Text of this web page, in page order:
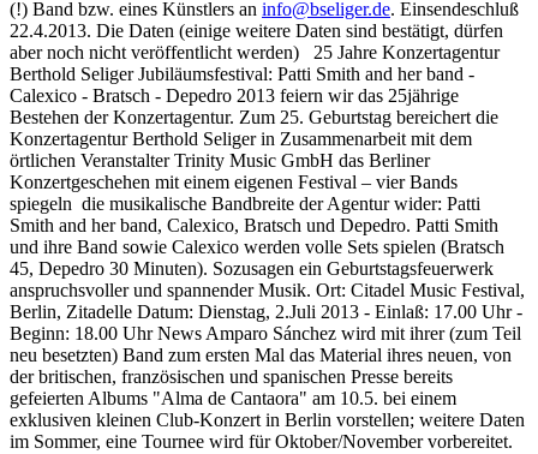
(!) Band bzw. eines Künstlers an info@bseliger.de. Einsendeschluß
22.4.2013. Die Daten (einige weitere Daten sind bestätigt, dürfen
aber noch nicht veröffentlicht werden) 25 Jahre Konzertagentur
Berthold Seliger Jubiläumsfestival: Patti Smith and her band -
Calexico - Bratsch - Depedro 2013 feiern wir das 25jährige
Bestehen der Konzertagentur. Zum 25. Geburtstag bereichert die
Konzertagentur Berthold Seliger in Zusammenarbeit mit dem
örtlichen Veranstalter Trinity Music GmbH das Berliner
Konzertgeschehen mit einem eigenen Festival – vier Bands
spiegeln die musikalische Bandbreite der Agentur wider: Patti
Smith and her band, Calexico, Bratsch und Depedro. Patti Smith
und ihre Band sowie Calexico werden volle Sets spielen (Bratsch
45, Depedro 30 Minuten). Sozusagen ein Geburtstagsfeuerwerk
anspruchsvoller und spannender Musik. Ort: Citadel Music Festival,
Berlin, Zitadelle Datum: Dienstag, 2.Juli 2013 - Einlaß: 17.00 Uhr -
Beginn: 18.00 Uhr News Amparo Sánchez wird mit ihrer (zum Teil
neu besetzten) Band zum ersten Mal das Material ihres neuen, von
der britischen, französischen und spanischen Presse bereits
gefeierten Albums "Alma de Cantaora" am 10.5. bei einem
exklusiven kleinen Club-Konzert in Berlin vorstellen; weitere Daten
im Sommer, eine Tournee wird für Oktober/November vorbereitet.